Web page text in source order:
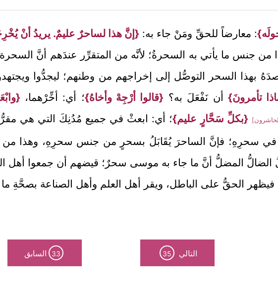
: معارضاً للحقِّ ومَنْ جاء به: {إنَّ هذا لساحرٌ عليمٌ. يريدُ أنْ
جنس ما يأتي به السحرةُ؛ لأنَّه من المتقرِّر عندَهم أنَّ السحرة
بهذا السحر التوصُّل إلى إخراجهم من وطنهم؛ ليجدُّوا
تأمرونَ} أن نَفْعَلَ به؟ {قالوا أرْجِهْ وأخاهُ}؛ أي: أخِّرْهما،
{بكلِّ سَحَّارٍ عليم}؛ أي: ابعثْ في جميع مُدُنِكَ التي هي
سحرِهِ؛ فإنَّ الساحرَ يُقَابَلُ بسحرٍ من جنس سحرِهِ، وهذا من
الضالُّ المضلُّ أنَّ ما جاء به موسى سحرٌ؛ قيضهم أن جمعوا أهل
الحقُّ على الباطل، ويقر أهل العلم وأهل الصناعة بصحَّةِ
التالي 35
33 السابق